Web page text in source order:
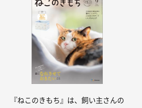
『ねこのきもち』は、飼い主さんの